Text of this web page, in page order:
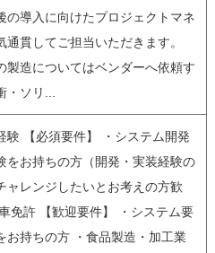
の導入に向けたプロジェクトマネ
通貫してご担当いただきます。
製造についてはベンダーへ依頼す
ソリ...
験 【必須要件】 ・システム開発
をお持ちの方（開発・実装経験の
ャレンジしたいとお考えの方歓
免許 【歓迎要件】 ・システム要
お持ちの方 ・食品製造・加工業